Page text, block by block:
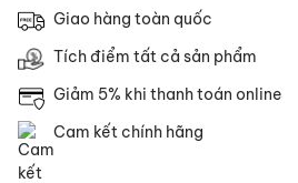
Giao hàng toàn quốc
Tích điểm tất cả sản phẩm
Giảm 5% khi thanh toán online
Cam kết chính hãng